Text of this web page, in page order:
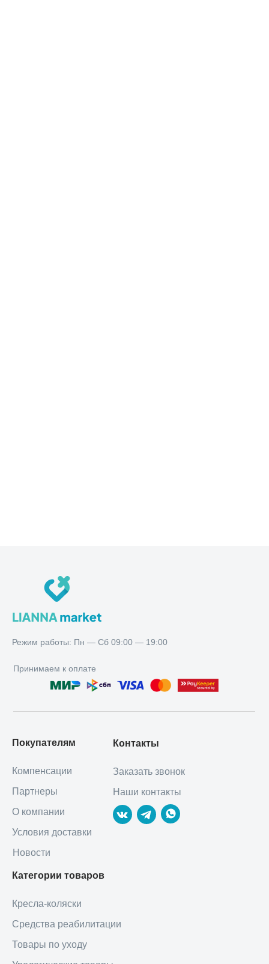
Покупателям
Компенсации
Партнеры
О компании
Условия доставки
Категории товаров
Кресла-коляски
Средства реабилитации
Товары по уходу
Контакты
Заказать звонок
Наши контакты
Режим работы: Пн — Сб 09:00 — 19:00
Новости
Принимаем к оплате